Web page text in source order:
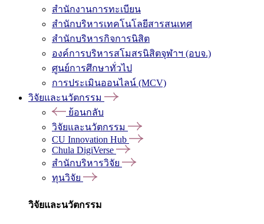
สำนักงานการทะเบียน
สำนักบริหารเทคโนโลยีสารสนเทศ
สำนักบริหารกิจการนิสิต
องค์การบริหารสโมสรนิสิตจุฬาฯ (อบจ.)
ศูนย์การศึกษาทั่วไป
การประเมินออนไลน์ (MCV)
วิจัยและนวัตกรรม
ย้อนกลับ
วิจัยและนวัตกรรม
CU Innovation Hub
Chula DigiVerse
สำนักบริหารวิจัย
ทุนวิจัย
วิจัยและนวัตกรรม